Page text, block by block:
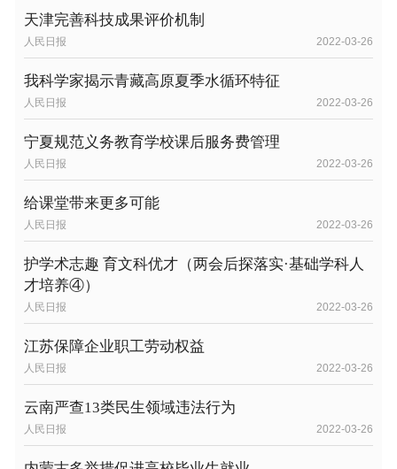
天津完善科技成果评价机制
人民日报 2022-03-26
我科学家揭示青藏高原夏季水循环特征
人民日报 2022-03-26
宁夏规范义务教育学校课后服务费管理
人民日报 2022-03-26
给课堂带来更多可能
人民日报 2022-03-26
护学术志趣 育文科优才（两会后探落实·基础学科人
才培养④）
人民日报 2022-03-26
江苏保障企业职工劳动权益
人民日报 2022-03-26
云南严查13类民生领域违法行为
人民日报 2022-03-26